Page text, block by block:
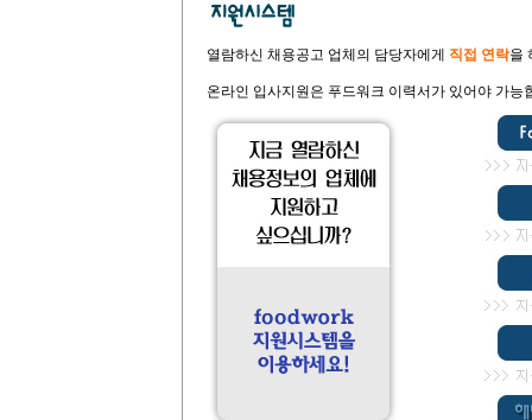
열람하신 채용공고 업체의 담당자에게 직접 연락을
온라인 입사지원은 푸드워크 이력서가 있어야 가